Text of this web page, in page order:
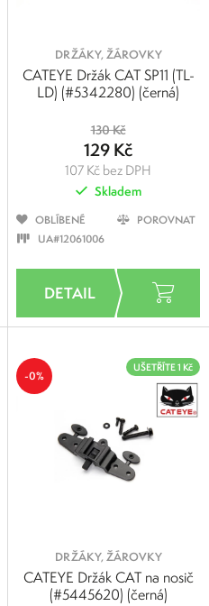
DRŽÁKY, ŽÁROVKY
CATEYE Držák CAT SP11 (TL-
LD) (#5342280) (černá)
130 Kč
129 Kč
107 Kč bez DPH
Skladem
OBLÍBENÉ
POROVNAT
UA#12061006
-0%
UŠETŘÍTE 1 Kč
DRŽÁKY, ŽÁROVKY
CATEYE Držák CAT na nosič
(#5445620) (černá)